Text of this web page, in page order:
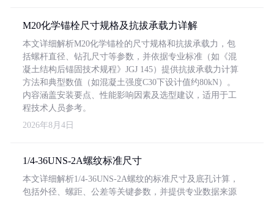
M20化学锚栓尺寸规格及抗拔承载力详解
本文详细解析M20化学锚栓的尺寸规格和抗拔承载力，包
括螺杆直径、钻孔尺寸等参数，并依据专业标准（如《混
凝土结构后锚固技术规程》JGJ 145）提供抗拔承载力计算
方法和典型数值（如混凝土强度C30下设计值约80kN）。
内容涵盖安装要点、性能影响因素及选型建议，适用于工
程技术人员参考。
2026年8月4日
1/4-36UNS-2A螺纹标准尺寸
本文详细解析1/4-36UNS-2A螺纹的标准尺寸及底孔计算，
包括外径、螺距、公差等关键参数，并提供专业数据来源